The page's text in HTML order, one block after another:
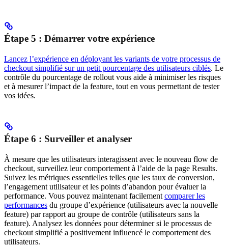
Étape 5 : Démarrer votre expérience
Lancez l’expérience en déployant les variants de votre processus de
checkout simplifié sur un petit pourcentage des utilisateurs ciblés. Le
contrôle du pourcentage de rollout vous aide à minimiser les risques
et à mesurer l’impact de la feature, tout en vous permettant de tester
vos idées.
Étape 6 : Surveiller et analyser
À mesure que les utilisateurs interagissent avec le nouveau flow de
checkout, surveillez leur comportement à l’aide de la page Results.
Suivez les métriques essentielles telles que les taux de conversion,
l’engagement utilisateur et les points d’abandon pour évaluer la
performance. Vous pouvez maintenant facilement comparer les
performances du groupe d’expérience (utilisateurs avec la nouvelle
feature) par rapport au groupe de contrôle (utilisateurs sans la
feature). Analysez les données pour déterminer si le processus de
checkout simplifié a positivement influencé le comportement des
utilisateurs.